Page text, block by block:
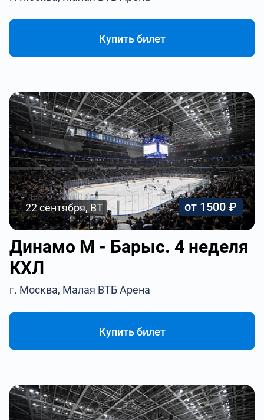
Купить билет
22 сентября, ВТ от 1500 ₽
Динамо М - Барыс. 4 неделя
КХЛ
г. Москва, Малая ВТБ Арена
Купить билет